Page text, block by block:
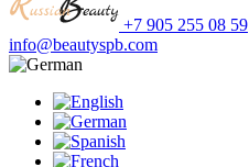
+7 905 255 08 59
info@beautyspb.com